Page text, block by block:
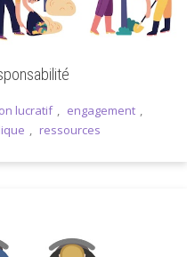
lucratif , engagement ,
, ressources